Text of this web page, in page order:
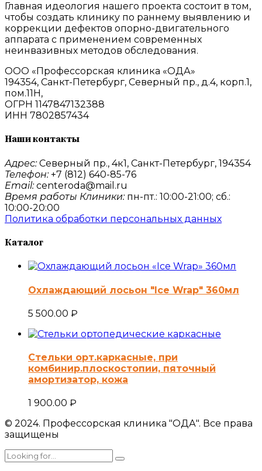
Главная идеология нашего проекта состоит в том,
чтобы создать клинику по раннему выявлению и
коррекции дефектов опорно-двигательного
аппарата с применением современных
неинвазивных методов обследования.
ООО «Профессорская клиника «ОДА»
194354, Санкт-Петербург, Северный пр., д.4, корп.1,
пом.11Н,
ОГРН 1147847132388
ИНН 7802857434
Наши контакты
Адрес:Северный пр., 4к1, Санкт-Петербург, 194354
Телефон:+7 (812) 640-85-76
Email:centeroda@mail.ru
Время работы Клиники:пн-пт.: 10:00-21:00; сб.:
10:00-20:00
Политика обработки персональных данных
Каталог
Охлаждающий лосьон "Ice Wrap" 360мл
5 500.00 ₽
Стельки орт.каркасные, при
комбинир.плоскостопии, пяточный
амортизатор, кожа
1 900.00 ₽
© 2024. Профессорская клиника "ОДА". Все права
защищены